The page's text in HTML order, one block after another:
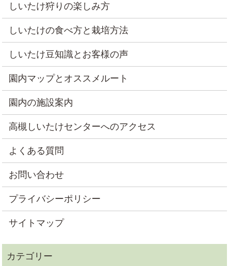
しいたけ狩りの楽しみ方
しいたけの食べ方と栽培方法
しいたけ豆知識とお客様の声
園内マップとオススメルート
園内の施設案内
高槻しいたけセンターへのアクセス
よくある質問
お問い合わせ
プライバシーポリシー
サイトマップ